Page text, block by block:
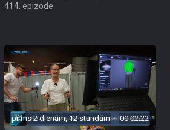
414. epizode
pirms 2 dienām, 12 stundām 00:02:22